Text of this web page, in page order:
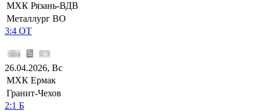
МХК Рязань-ВДВ
Металлург ВО
3:4 ОТ
26.04.2026, Вс
МХК Ермак
Гранит-Чехов
2:1 Б